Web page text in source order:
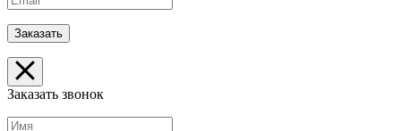
Заказать звонок